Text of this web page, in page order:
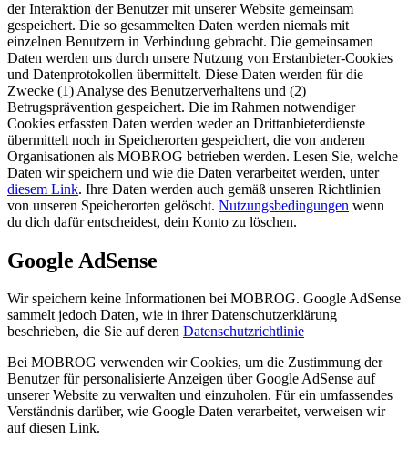
der Interaktion der Benutzer mit unserer Website gemeinsam
gespeichert. Die so gesammelten Daten werden niemals mit
einzelnen Benutzern in Verbindung gebracht. Die gemeinsamen
Daten werden uns durch unsere Nutzung von Erstanbieter-Cookies
und Datenprotokollen übermittelt. Diese Daten werden für die
Zwecke (1) Analyse des Benutzerverhaltens und (2)
Betrugsprävention gespeichert. Die im Rahmen notwendiger
Cookies erfassten Daten werden weder an Drittanbieterdienste
übermittelt noch in Speicherorten gespeichert, die von anderen
Organisationen als MOBROG betrieben werden. Lesen Sie, welche
Daten wir speichern und wie die Daten verarbeitet werden, unter
diesem Link. Ihre Daten werden auch gemäß unseren Richtlinien
von unseren Speicherorten gelöscht. Nutzungsbedingungen wenn
du dich dafür entscheidest, dein Konto zu löschen.
Google AdSense
Wir speichern keine Informationen bei MOBROG. Google AdSense
sammelt jedoch Daten, wie in ihrer Datenschutzerklärung
beschrieben, die Sie auf deren Datenschutzrichtlinie
Bei MOBROG verwenden wir Cookies, um die Zustimmung der
Benutzer für personalisierte Anzeigen über Google AdSense auf
unserer Website zu verwalten und einzuholen. Für ein umfassendes
Verständnis darüber, wie Google Daten verarbeitet, verweisen wir
auf diesen Link.